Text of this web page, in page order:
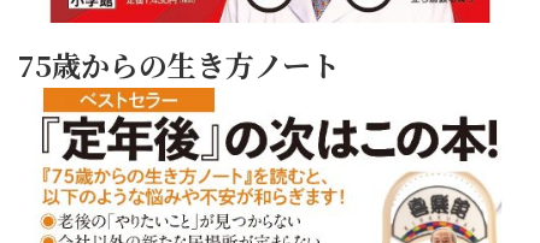
75歳からの生き方ノート